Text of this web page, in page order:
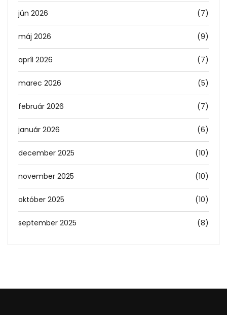
jún 2026 (7)
máj 2026 (9)
apríl 2026 (7)
marec 2026 (5)
február 2026 (7)
január 2026 (6)
december 2025 (10)
november 2025 (10)
október 2025 (10)
september 2025 (8)